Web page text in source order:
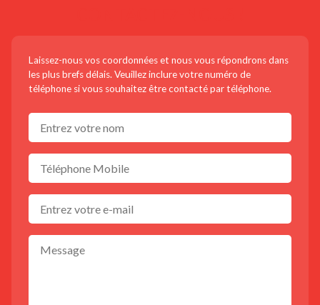
Laissez-nous vos coordonnées et nous vous répondrons dans
les plus brefs délais. Veuillez inclure votre numéro de
téléphone si vous souhaitez être contacté par téléphone.